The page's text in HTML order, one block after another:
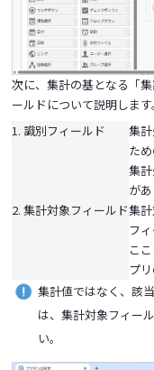
次に、集計の基となる「
ールドについて説明します。
1. 識別フィールド
集
た
集
があ
2. 集計対象フィールド集
フィ
こ
プ
集計値ではなく、該
は、集計対象フィー
い。